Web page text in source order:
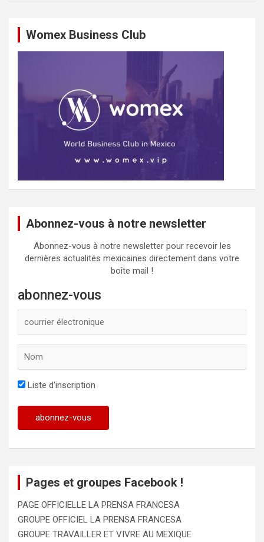
Womex Business Club
Abonnez-vous à notre newsletter
Abonnez-vous à notre newsletter pour recevoir les
dernières actualités mexicaines directement dans votre
boîte mail !
abonnez-vous
Liste d'inscription
Pages et groupes Facebook !
PAGE OFFICIELLE LA PRENSA FRANCESA
GROUPE OFFICIEL LA PRENSA FRANCESA
GROUPE TRAVAILLER ET VIVRE AU MEXIQUE